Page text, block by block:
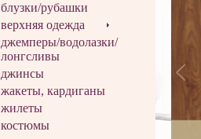
блузки/рубашки
верхняя одежда
джемперы/водолазки/
лонгсливы
джинсы
жакеты, кардиганы
жилеты
костюмы